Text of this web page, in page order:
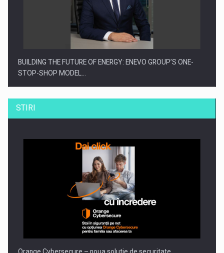
BUILDING THE FUTURE OF ENERGY: ENEVO GROUP’S ONE-
STOP-SHOP MODEL…
ROOTED IN ROMANIA, BUILT TO DELIVER TECHNOLOGY FOR
STIRI